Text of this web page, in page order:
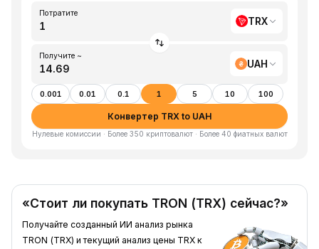
Потратите
TRX
Получите ~
UAH
0.001 0.01 0.1 1 5 10 100
Конвертер TRX to UAH
Нулевые комиссии · Более 350 криптовалют · Более 40 фиатных валют
«Стоит ли покупать TRON (TRX) сейчас?»
Получайте созданный ИИ анализ рынка
TRON (TRX) и текущий анализ цены TRX к